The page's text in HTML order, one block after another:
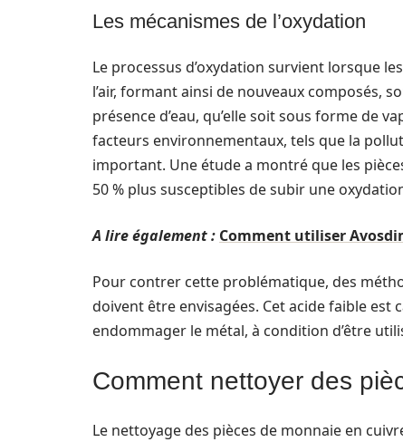
Les mécanismes de l’oxydation
Le processus d’oxydation survient lorsque
l’air, formant ainsi de nouveaux composés,
présence d’eau, qu’elle soit sous forme de
facteurs environnementaux, tels que la
important. Une étude a montré que les
50 % plus susceptibles de subir une
A lire également : Comment utiliser
Pour contrer cette problématique, des
doivent être envisagées. Cet acide faible est
endommager le métal, à condition d’être
Comment nettoyer des
Le nettoyage des pièces de monnaie en